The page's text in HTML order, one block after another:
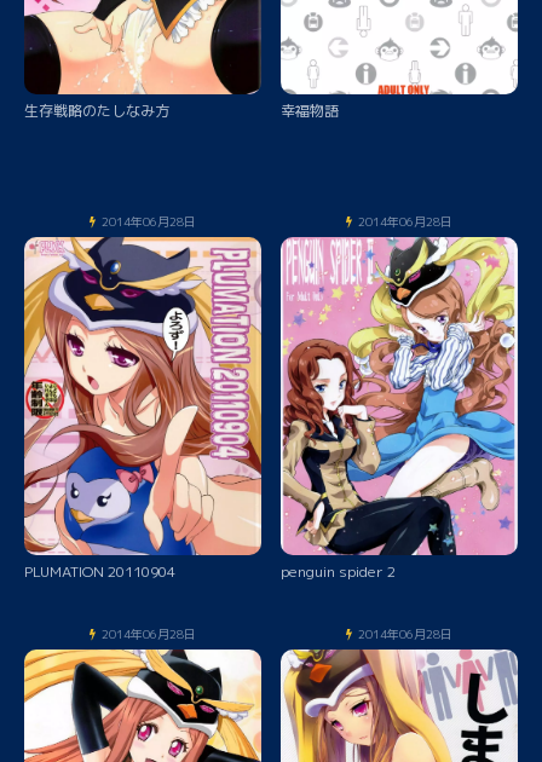
生存戦略のたしなみ方 幸福物語
2014年06月28日
PLUMATION 20110904
2014年06月28日
penguin spider 2
2014年06月28日 2014年06月28日